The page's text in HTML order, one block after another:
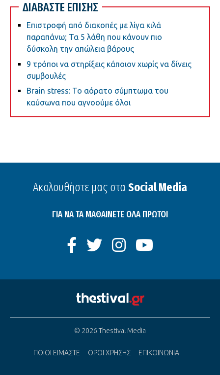
ΔΙΑΒΑΣΤΕ ΕΠΙΣΗΣ
Επιστροφή από διακοπές με λίγα κιλά
παραπάνω; Τα 5 λάθη που κάνουν πιο
δύσκολη την απώλεια βάρους
9 τρόποι να στηρίξεις κάποιον χωρίς να δίνεις
συμβουλές
Brain stress: Το αόρατο σύμπτωμα του
καύσωνα που αγνοούμε όλοι
Ακολουθήστε μας στα Social Media
ΓΙΑ ΝΑ ΤΑ ΜΑΘΑΙΝΕΤΕ ΟΛΑ ΠΡΩΤΟΙ
© 2026 Thestival Media
ΠΟΙΟΙ ΕΙΜΑΣΤΕ ΟΡΟΙ ΧΡΗΣΗΣ ΕΠΙΚΟΙΝΩΝΙΑ